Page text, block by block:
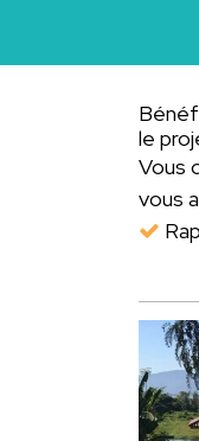
le
Vous
vous